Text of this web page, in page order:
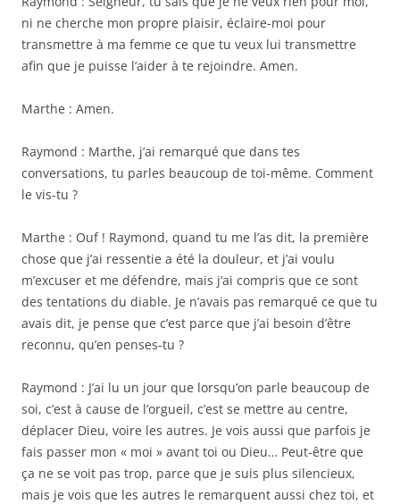
ni ne cherche mon propre plaisir, éclaire-moi pour
transmettre à ma femme ce que tu veux lui transmettre
afin que je puisse l’aider à te rejoindre. Amen.
Marthe : Amen.
Raymond : Marthe, j’ai remarqué que dans tes
conversations, tu parles beaucoup de toi-même. Comment
le vis-tu ?
Marthe : Ouf ! Raymond, quand tu me l’as dit, la première
chose que j’ai ressentie a été la douleur, et j’ai voulu
m’excuser et me défendre, mais j’ai compris que ce sont
des tentations du diable. Je n’avais pas remarqué ce que tu
avais dit, je pense que c’est parce que j’ai besoin d’être
reconnu, qu’en penses-tu ?
Raymond : J’ai lu un jour que lorsqu’on parle beaucoup de
soi, c’est à cause de l’orgueil, c’est se mettre au centre,
déplacer Dieu, voire les autres. Je vois aussi que parfois je
fais passer mon « moi » avant toi ou Dieu… Peut-être que
ça ne se voit pas trop, parce que je suis plus silencieux,
mais je vois que les autres le remarquent aussi chez toi, et